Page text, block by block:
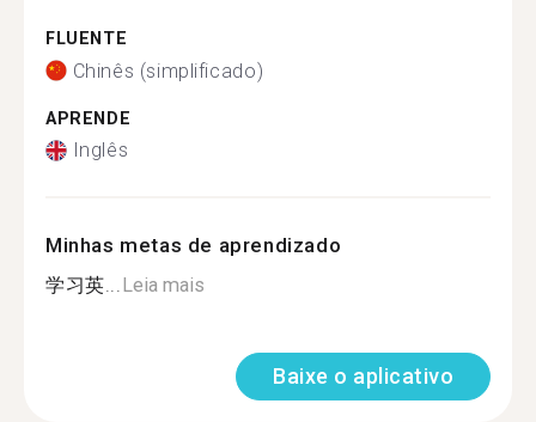
FLUENTE
Chinês (simplificado)
APRENDE
Inglês
Minhas metas de aprendizado
学习英...Leia mais
Baixe o aplicativo